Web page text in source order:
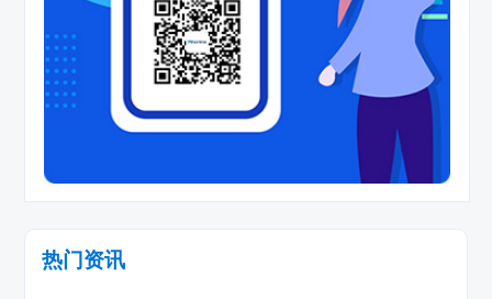
热门资讯